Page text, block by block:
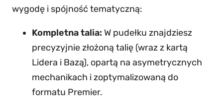
wygodę i spójność tematyczną:
Kompletna talia: W pudełku znajdziesz
precyzyjnie złożoną talię (wraz z kartą
Lidera i Bazą), opartą na asymetrycznych
mechanikach i zoptymalizowaną do
formatu Premier.